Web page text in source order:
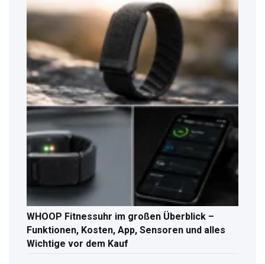
WHOOP Fitnessuhr im großen Überblick –
Funktionen, Kosten, App, Sensoren und alles
Wichtige vor dem Kauf